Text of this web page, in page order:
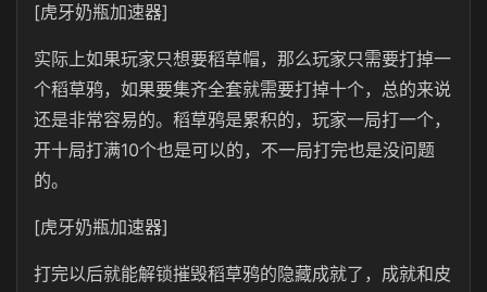
[虎牙奶瓶加速器]
实际上如果玩家只想要稻草帽，那么玩家只需要打掉一
个稻草鸦，如果要集齐全套就需要打掉十个，总的来说
还是非常容易的。稻草鸦是累积的，玩家一局打一个，
开十局打满10个也是可以的，不一局打完也是没问题
的。
[虎牙奶瓶加速器]
打完以后就能解锁摧毁稻草鸦的隐藏成就了，成就和皮